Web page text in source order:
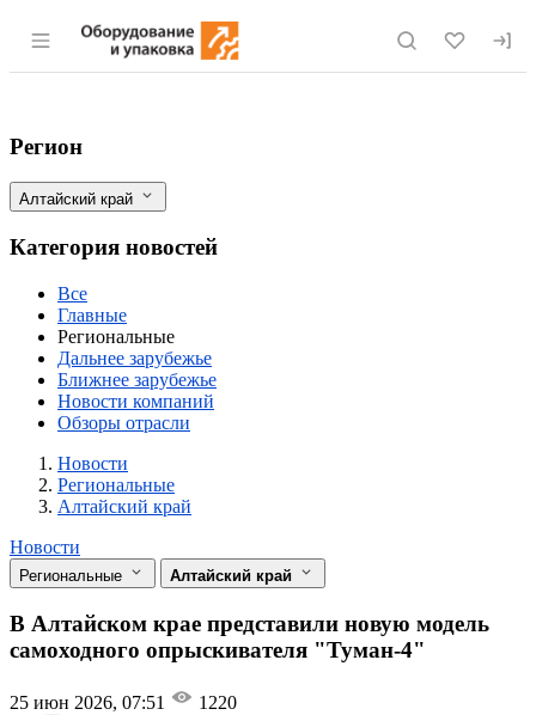
Раздел навигации по сайту eqinfo.ru
В Алтайском крае представили новую
Фильтры
Регион
Алтайский край
Категория новостей
Все
Главные
Региональные
Дальнее зарубежье
Ближнее зарубежье
Новости компаний
Обзоры отрасли
Новости
Разделы
Новости
Региональные
Алтайский край
Новости
Региональные Алтайский край
В Алтайском крае представили новую модель
самоходного опрыскивателя "Туман-4"
25 июн 2026, 07:51 1220